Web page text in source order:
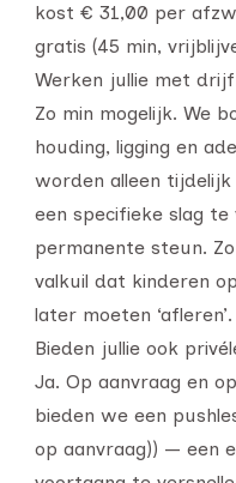
kost € 31,00 per
gratis (45 min,
Werken jullie met
Zo min mogelijk. We
houding, ligging en
worden alleen
een specifieke slag
permanente steun.
valkuil dat kinderen
later moeten ‘afleren’.
Bieden jullie ook
Ja. Op aanvraag en
bieden we een
op aanvraag)) — een